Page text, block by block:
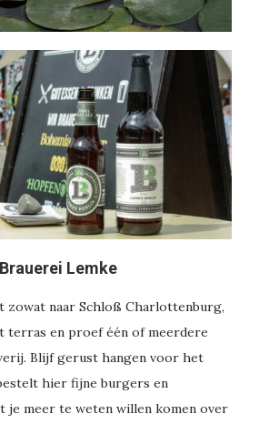
Lemke
zowat naar Schloß Charlottenburg,
terras en proef één of meerdere
Blijf gerust hangen voor het
hier fijne burgers en
je meer te weten willen komen over